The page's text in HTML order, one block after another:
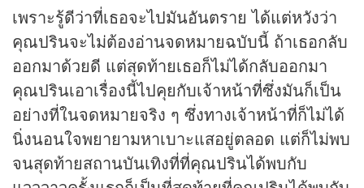
เพราะรู้ดีว่าที่เธอจะไปมันอันตราย ได้แต่หวังว่า
คุณปรินจะไม่ต้องอ่านจดหมายฉบับนี้ ถ้าเธอกลับ
ออกมาด้วยดี แต่สุดท้ายเธอก็ไม่ได้กลับออกมา
คุณปรินเอาเรื่องนี้ไปคุยกับเจ้าหน้าที่ซึ่งมันก็เป็น
อย่างที่ในจดหมายจริง ๆ ซึ่งทางเจ้าหน้าที่ก็ไม่ได้
นิ่งนอนใจพยายามหาเบาะแสอยู่ตลอด แต่ก็ไม่พบ
จนสุดท้ายสถานบันเทิงที่ที่คุณปรินได้พบกับ